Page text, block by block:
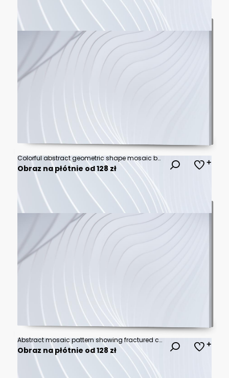
Colorful abstract geometric shape mosaic background. Mosaic seamless pattern. Modern scandinavian style background print. Modern circles, triangles and squares, minimal style Bauhaus figures. Vector
Obraz na płótnie od 128 zł
Abstract mosaic pattern showing fractured crystalline pieces scattering across a deep dimensional space, representing digital breakdown, modern, digital, disintegration
Obraz na płótnie od 128 zł